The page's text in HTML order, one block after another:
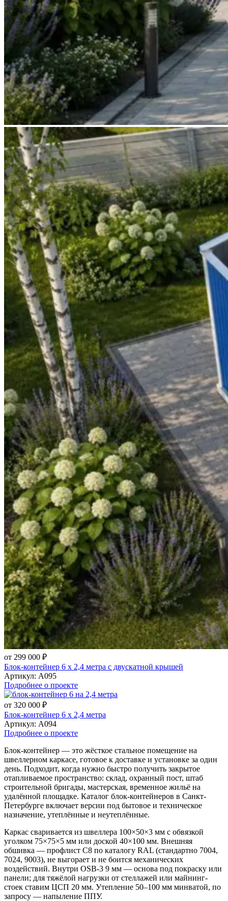
от 299 000 ₽
Блок-контейнер 6 х 2,4 метра с двускатной крышей
Артикул: А095
Подробнее о проекте
от 320 000 ₽
Блок-контейнер 6 х 2,4 метра
Артикул: А094
Подробнее о проекте
Блок-контейнер — это жёсткое стальное помещение на
швеллерном каркасе, готовое к доставке и установке за один
день. Подходит, когда нужно быстро получить закрытое
отапливаемое пространство: склад, охранный пост, штаб
строительной бригады, мастерская, временное жильё на
удалённой площадке. Каталог блок-контейнеров в Санкт-
Петербурге включает версии под бытовое и техническое
назначение, утеплённые и неутеплённые.
Каркас сваривается из швеллера 100×50×3 мм с обвязкой
уголком 75×75×5 мм или доской 40×100 мм. Внешняя
обшивка — профлист С8 по каталогу RAL (стандартно 7004,
7024, 9003), не выгорает и не боится механических
воздействий. Внутри OSB-3 9 мм — основа под покраску или
панели; для тяжёлой нагрузки от стеллажей или майнинг-
стоек ставим ЦСП 20 мм. Утепление 50–100 мм минватой, по
запросу — напыление ППУ.